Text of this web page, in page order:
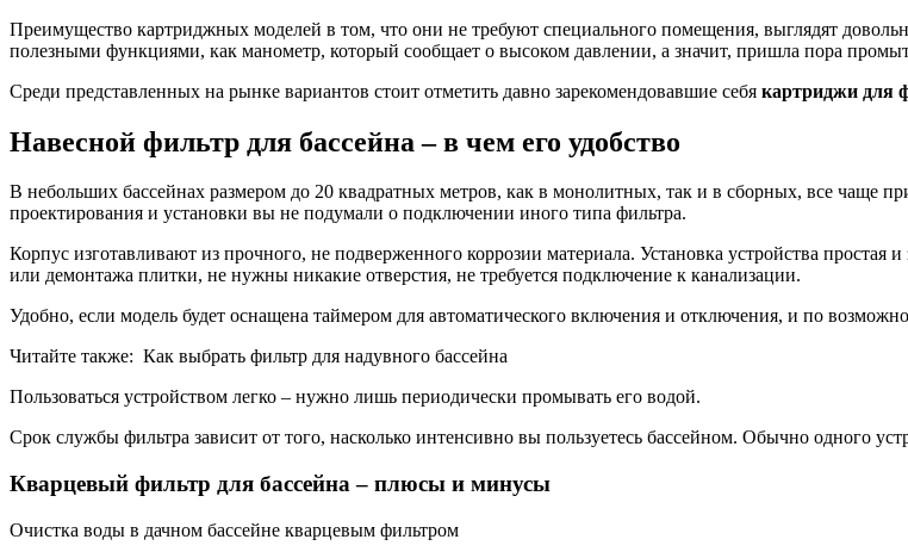
Преимущество картриджных моделей в том, что они не требуют специального помещения, выглядят
полезными функциями, как манометр, который сообщает о высоком давлении, а значит, пришла пора
Среди представленных на рынке вариантов стоит отметить давно зарекомендовавшие себя картриджи для
Навесной фильтр для бассейна – в чем его удобство
В небольших бассейнах размером до 20 квадратных метров, как в монолитных, так и в сборных, все чаще
проектирования и установки вы не подумали о подключении иного типа фильтра.
Корпус изготавливают из прочного, не подверженного коррозии материала. Установка устройства
или демонтажа плитки, не нужны никакие отверстия, не требуется подключение к канализации.
Удобно, если модель будет оснащена таймером для автоматического включения и отключения, и по
Читайте также: Как выбрать фильтр для надувного бассейна
Пользоваться устройством легко – нужно лишь периодически промывать его водой.
Срок службы фильтра зависит от того, насколько интенсивно вы пользуетесь бассейном. Обычно одного
Кварцевый фильтр для бассейна – плюсы и минусы
Очистка воды в дачном бассейне кварцевым фильтром